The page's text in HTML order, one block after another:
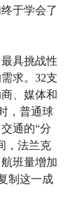
于学会了
具挑战性
求。32支
、媒体和
，普通球
通的“分
，法兰克
班量增加
制这一成